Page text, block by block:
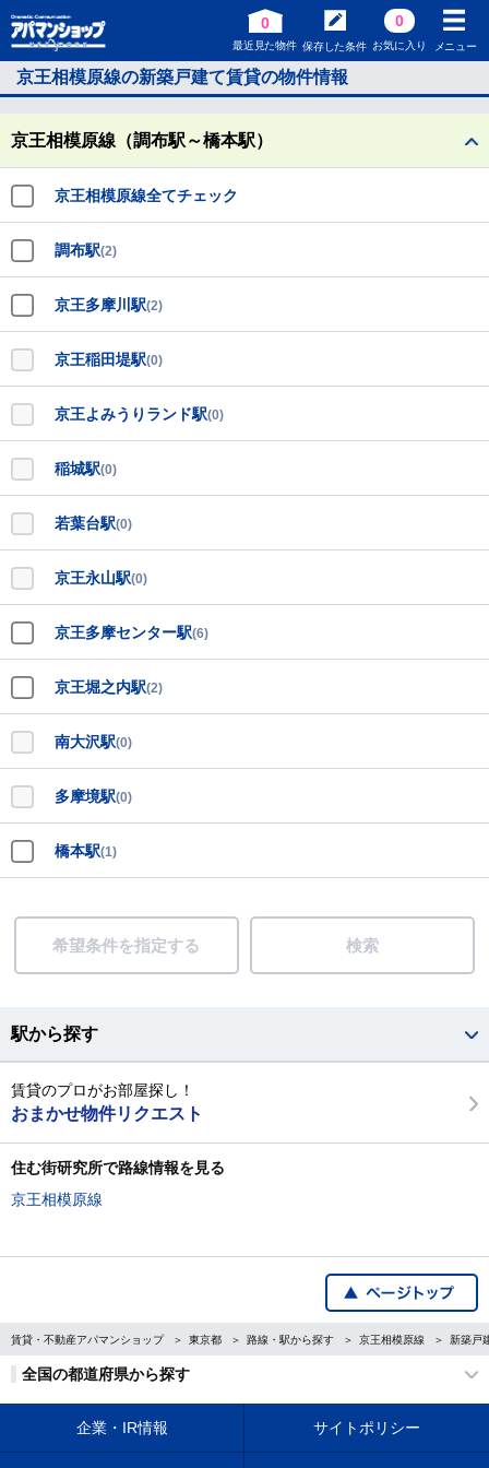
0
最近見た物件 保存した条件
0
お気に入り メニュー
京王相模原線の新築戸建て賃貸の物件情報
京王相模原線（調布駅～橋本駅）
京王相模原線全てチェック
調布駅(2)
京王多摩川駅(2)
京王稲田堤駅(0)
京王よみうりランド駅(0)
稲城駅(0)
若葉台駅(0)
京王永山駅(0)
京王多摩センター駅(6)
京王堀之内駅(2)
南大沢駅(0)
多摩境駅(0)
橋本駅(1)
希望条件を指定する 検索
駅から探す
賃貸のプロがお部屋探し！
おまかせ物件リクエスト
住む街研究所で路線情報を見る
京王相模原線
賃貸・不動産アパマンショップ 東京都 路線・駅から探す 京王相模原線 新築戸
全国の都道府県から探す
企業・IR情報 サイトポリシー